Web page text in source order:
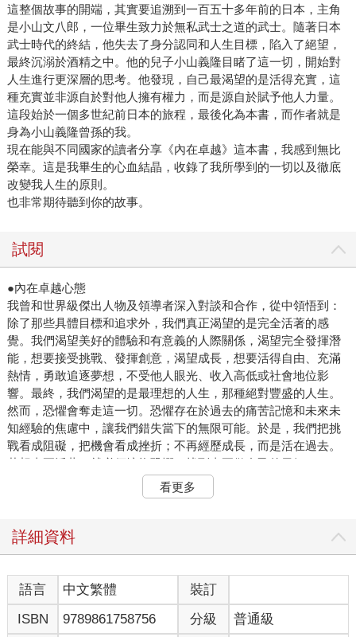
這整個故事的開端，其實要追溯到一百五十多年前的日本，主角
是小山文八郎，一位畢生致力於無私武士之道的武士。隨著日本
武士時代的終結，他失去了身分認同和人生目標，陷入了絕望，
最終沉溺於酒精之中。他的兒子小山義隆目睹了這一切，開始對
人生進行更深層的思考。他發現，自己最渴望的是活得充實，這
種充實並非源自於對他人擁有權力，而是源自於賦予他人力量。
這段始於一個多世紀前日本的旅程，最後化為本書，而作者就是
身為小山義隆曾孫的我。
現在能與不同國家的讀者分享《內在卓越》這本書，我感到無比
榮幸。這是我畢生的心血結晶，收錄了我所學到的一切以及徹底
改變我人生的原則。
也非常期待聽到你的故事。
試閱
●內在卓越心態
我曾和世界級傑出人物及領導者深入對談和合作，從中領悟到：
除了那些具體目標和追求外，我們真正渴望的是完全活著的感
覺。我們渴望美好的體驗和有意義的人際關係，渴望完全發揮潛
能，想要接受挑戰、發揮創意，渴望成長，想要活得自由、充滿
熱情，勇敢追逐夢想，不受他人眼光、收入高低或社會地位影
響。最終，我們渴望的是最理想的人生，那種絕對豐盛的人生。
然而，恐懼會奪走這一切。恐懼存在於過去的痛苦記憶和未來未
知經驗的焦慮中，讓我們錯失當下的無限可能。於是，我們把挑
戰看成阻礙，把機會看成挫折；不再經歷成長，而是活在過去。
若想真正活著，就必須擁抱恐懼，找到真正做自己的勇氣。
在芝加哥小熊隊擔任外野手時，我的價值感和自我認同完全維繫
在表現上，尤其是打擊率。表現好時就昂首闊步，心情愉快；表
而我也成了成果的奴隸。這種心態妨礙了我的表現，而害怕失敗
壓力下苦撐，逐漸失去對比賽的喜悅和對生命的熱情，對失敗的
恐懼吞噬了他們的生活。
這本書將和你分享：全球頂尖運動員如何學會內在卓越的原則；
看更多
詳細資料
語言 中文繁體
裝訂
ISBN
9789861758756 分級 普通級